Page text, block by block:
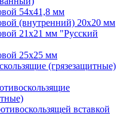
54х41,8 мм
(внутренний) 20х20 мм
21х21 мм "Русский
25х25 мм
(грязезащитные)
вставкой